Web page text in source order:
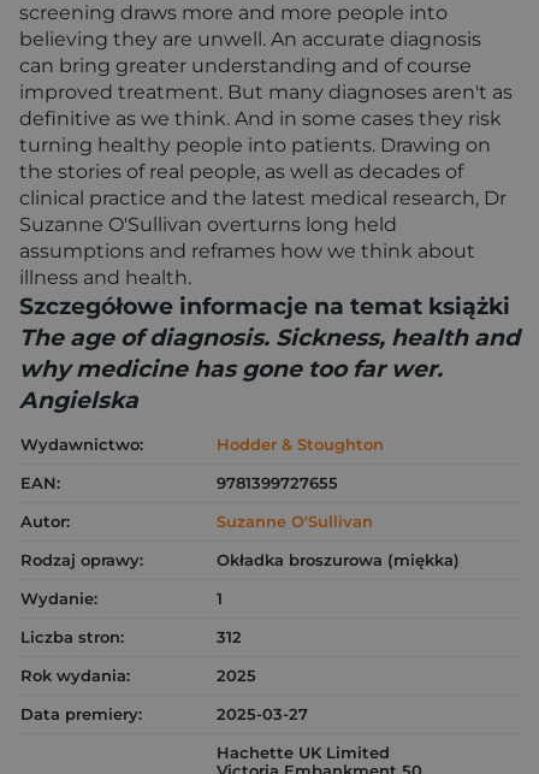
screening draws more and more people into
believing they are unwell. An accurate diagnosis
can bring greater understanding and of course
improved treatment. But many diagnoses aren't as
definitive as we think. And in some cases they risk
turning healthy people into patients. Drawing on
the stories of real people, as well as decades of
clinical practice and the latest medical research, Dr
Suzanne O'Sullivan overturns long held
assumptions and reframes how we think about
illness and health.
Szczegółowe informacje na temat książki
The age of diagnosis. Sickness, health and
why medicine has gone too far wer.
Angielska
Wydawnictwo:
Hodder & Stoughton
EAN:
9781399727655
Autor:
Suzanne O'Sullivan
Rodzaj oprawy:
Okładka broszurowa (miękka)
Wydanie:
1
Liczba stron:
312
Rok wydania:
2025
Data premiery:
2025-03-27
Hachette UK Limited